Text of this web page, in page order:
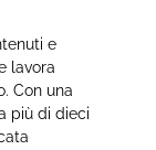
e
lavora
Con una
più di dieci